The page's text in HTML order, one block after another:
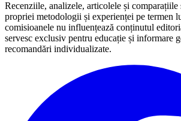
Recenziile, analizele, articolele și comparațiile
propriei metodologii și experienței pe termen
comisioanele nu influențează conținutul
servesc exclusiv pentru educație și informare
recomandări individualizate.